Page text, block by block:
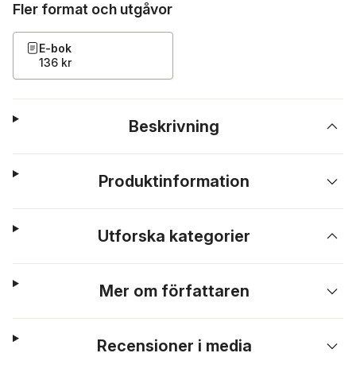
Fler format och utgåvor
E-bok
136 kr
Beskrivning
Produktinformation
Utforska kategorier
Mer om författaren
Recensioner i media